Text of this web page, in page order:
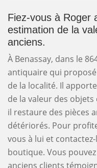
Fiez-vous à Roger
estimation de la
anciens.
À Benassay, dans le
antiquaire qui
de la localité. Il
de la valeur des objets
il restaure des pièces
détériorés. Pour
vous à lui et
boutique. Vous
anciens clients